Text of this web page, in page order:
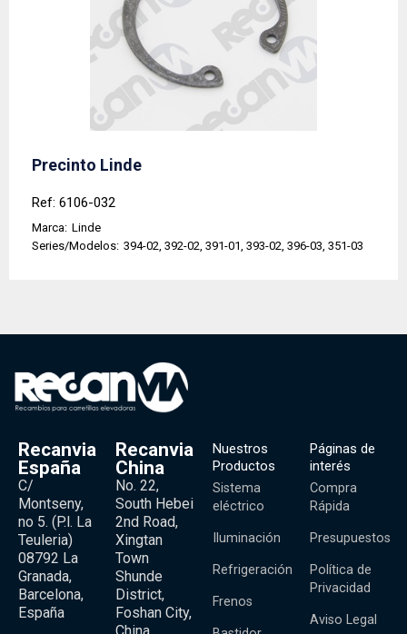
Precinto Linde
Ref: 6106-032
Marca: Linde
Series/Modelos: 394-02, 392-02, 391-01, 393-02, 396-03, 351-03
Recanvia
España
C/
Montseny,
no 5. (P.l. La
Teuleria)
08792 La
Granada,
Barcelona,
España
Recanvia
China
No. 22,
South Hebei
2nd Road,
Xingtan
Town
Shunde
District,
Foshan City,
China
Nuestros
Productos
Sistema
eléctrico
Iluminación
Refrigeración
Frenos
Páginas de
interés
Compra
Rápida
Presupuestos
Política de
Privacidad
Aviso Legal